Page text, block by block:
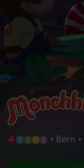
• Børn •